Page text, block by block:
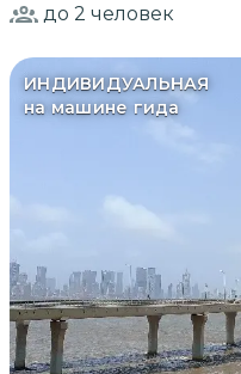
до 2 человек
ИНДИВИДУАЛЬНАЯ
на машине гида